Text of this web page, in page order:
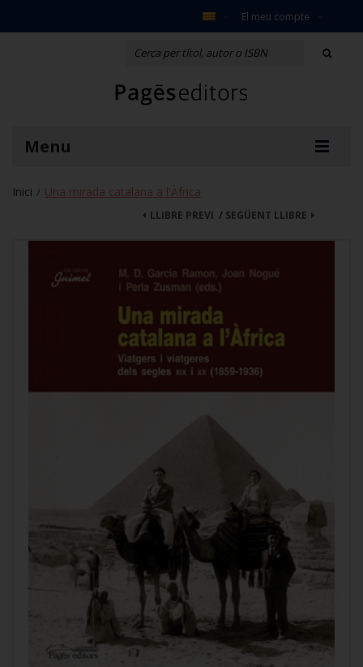
El meu compte
Menu
Inici / Una mirada catalana a l'Àfrica
SEGÜENT LLIBRE
LLIBRE PREVI /